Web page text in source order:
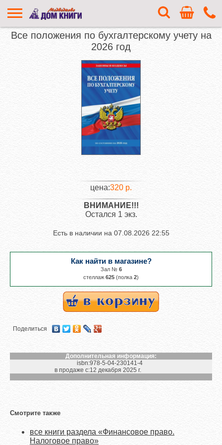
Все положения по бухгалтерскому учету на
2026 год
Поделиться
Дополнительная информация:
isbn:978-5-04-230141-4
в продаже с:12 декабря 2025 г.
Смотрите также
все книги раздела «Финансовое право.
Налоговое право»
цена:320 р.
ВНИМАНИЕ!!!
Остался 1 экз.
Есть в наличии на 07.08.2026 22:55
Как найти в магазине?
Зал № 6
cтеллаж 625 (полка 2)